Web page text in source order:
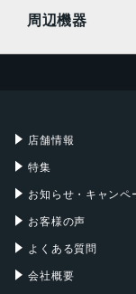
周辺機器
店舗情報
特集
お知らせ・キャンペ
お客様の声
よくある質問
会社概要